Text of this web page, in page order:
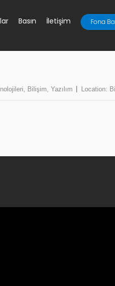
Basın İletişim Fona
, Bilişim, Yazılım Location: